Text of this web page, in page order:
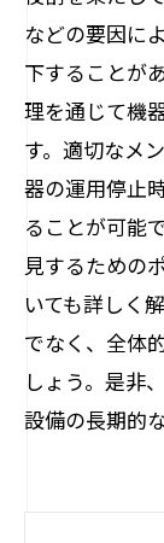
などの要因に
下することが
理を通じて機
す。適切なメ
器の運用停止
ることが可能
見するための
いても詳しく
でなく、全体
しょう。是非
設備の長期的